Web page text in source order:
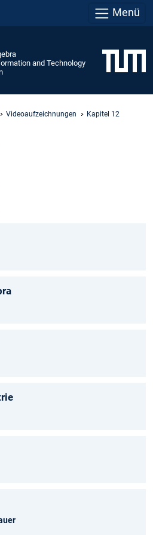
Menü
and Technology
Videoaufzeichnungen Kapitel 12